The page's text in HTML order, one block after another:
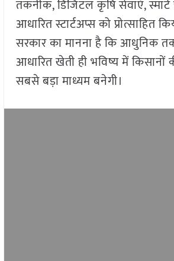
तकनीक, डिजिटल कृषि सेवाएं,
आधारित स्टार्टअप्स को प्रोत्साहित
सरकार का मानना है कि आधुनिक
आधारित खेती ही भविष्य में
सबसे बड़ा माध्यम बनेगी।